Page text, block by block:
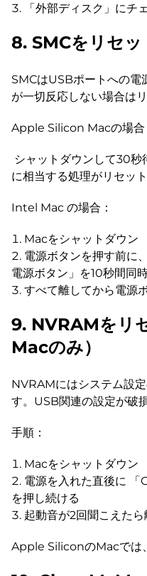
「外部ディスク」にチ
8. SMCをリセッ
SMCはUSBポートへの電
が一切反応しない場合は
Apple Silicon Macの場合
シャットダウンして30
に相当する処理がリセット
Intel Mac の場合：
Macをシャットダウン
電源ボタンを押す前
電源ボタン」を10秒間同
すべて離してから電源
9. NVRAMをリ
Macのみ）
NVRAMにはシステム設
す。USB関連の設定が破
手順：
Macをシャットダウン
電源を入れた直後に
を押し続ける
起動音が2回聞こえたら
Apple SiliconのMacでは